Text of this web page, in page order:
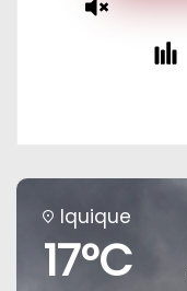
Iquique
17°C